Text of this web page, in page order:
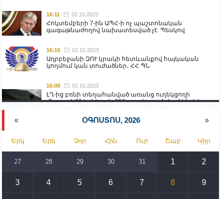
16:11 02.10.2023
Հոկտեմբերի 7-ին ԱՊՀ-ի ոչ պաշտոնական
գագաթնաժողով նախատեսված չէ. Պեսկով
16:10 02.10.2023
Ադրբեջանի ԶՈՒ կրակի հետևանքով հայկական
կողմում կան տուժածներ․ ՀՀ ՊՆ
16:00 02.10.2023
ԼՂ-ից բռնի տեղահանված առանց ուղեկցողի
մնացած 20 երեխա և 216 տարեց գտնվում են ՀՀ
նախարարության հոգածության ներքո
Իրանը կողմ է տարածաշրջանի համար շահավետ
տրանսպորտային հաղորդակցությունների
զարգացմանը, սակայն ոչ՝ միջազգային
սահմանների փոփոխությանը
15:10 02.10.2023
« ՕԳՈՍՏՈՍ, 2026 »
Երկ Երե Չոր Հին Ուր Շաբ Կիր
27 28 29 30 31 1 2
3 4 5 6 7 8 9